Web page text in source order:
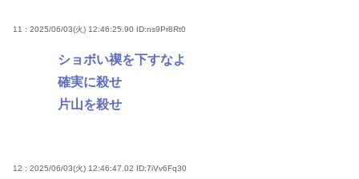
11 : 2025/06/03(火) 12:46:25.90 ID:ns9Pr8Rt0
ショボい禊を下すなよ
確実に殺せ
片山を殺せ
12 : 2025/06/03(火) 12:46:47.02 ID:7iVv6Fq30